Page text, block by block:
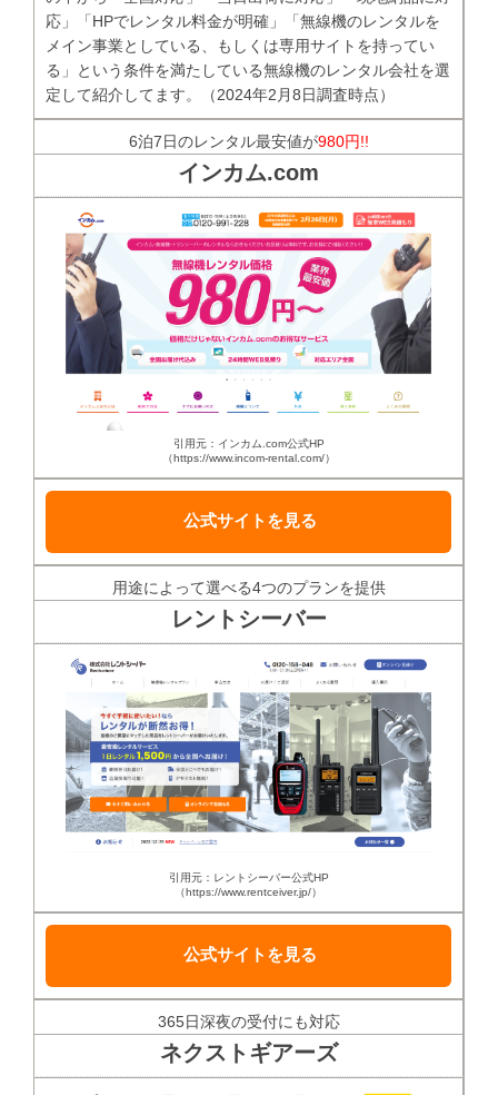
応」「HPでレンタル料金が明確」「無線機のレンタルを
メイン事業としている、もしくは専用サイトを持ってい
る」という条件を満たしている無線機のレンタル会社を選
定して紹介してます。（2024年2月8日調査時点）
6泊7日のレンタル最安値が980円!!
インカム.com
引用元：インカム.com公式HP
（https://www.incom-rental.com/）
公式サイトを見る
用途によって選べる4つのプランを提供
レントシーバー
引用元：レントシーバー公式HP
（https://www.rentceiver.jp/）
公式サイトを見る
365日深夜の受付にも対応
ネクストギアーズ